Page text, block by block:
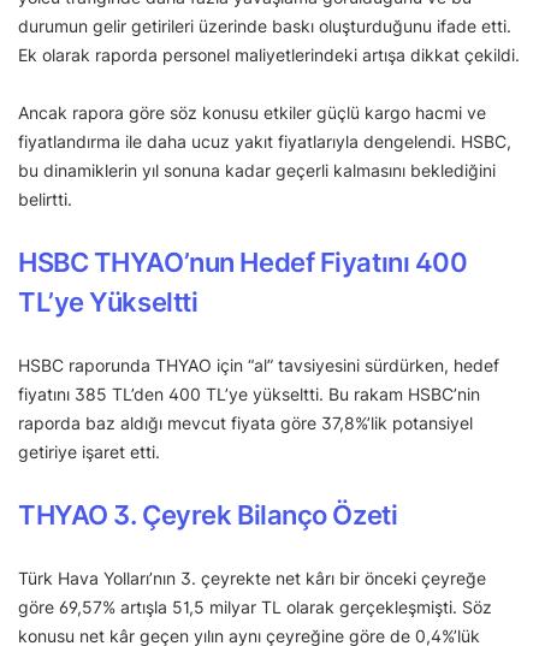
durumun gelir getirileri üzerinde baskı oluşturduğunu ifade etti.
Ek olarak raporda personel maliyetlerindeki artışa dikkat çekildi.
Ancak rapora göre söz konusu etkiler güçlü kargo hacmi ve
fiyatlandırma ile daha ucuz yakıt fiyatlarıyla dengelendi. HSBC,
bu dinamiklerin yıl sonuna kadar geçerli kalmasını beklediğini
belirtti.
HSBC THYAO’nun Hedef Fiyatını 400
TL’ye Yükseltti
HSBC raporunda THYAO için “al” tavsiyesini sürdürken, hedef
fiyatını 385 TL’den 400 TL’ye yükseltti. Bu rakam HSBC’nin
raporda baz aldığı mevcut fiyata göre 37,8%’lik potansiyel
getiriye işaret etti.
THYAO 3. Çeyrek Bilanço Özeti
Türk Hava Yolları’nın 3. çeyrekte net kârı bir önceki çeyreğe
göre 69,57% artışla 51,5 milyar TL olarak gerçekleşmişti. Söz
konusu net kâr geçen yılın aynı çeyreğine göre de 0,4%’lük